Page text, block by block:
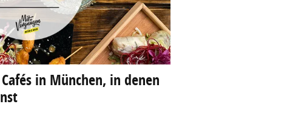
in München, in denen